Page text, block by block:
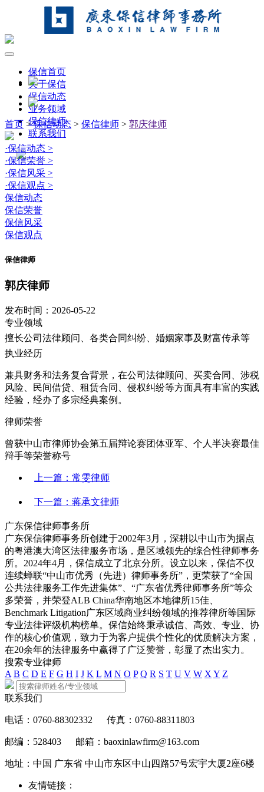
保信首页
关于保信
保信动态
业务领域
保信律师
联系我们
首页 >保信动态 > 保信律师 > 郭庆律师
·保信动态 >
·保信荣誉 >
·保信风采 >
·保信观点 >
保信动态
保信荣誉
保信风采
保信观点
保信律师
郭庆律师
发布时间： 2026-05-22
专业领域
擅长公司法律顾问、各类合同纠纷、婚姻家事及财富传承等
执业经历
兼具财务和法务复合背景，在公司法律顾问、买卖合同、涉税
风险、民间借贷、租赁合同、侵权纠纷等方面具有丰富的实践
经验，经办了多宗经典案例。
律师荣誉
曾获中山市律师协会第五届辩论赛团体亚军、个人半决赛最佳
辩手等荣誉称号
上一篇：常雯律师
下一篇：蒋承文律师
广东保信律师事务所
广东保信律师事务所创建于2002年3月，深耕以中山市为据点
的粤港澳大湾区法律服务市场，是区域领先的综合性律师事务
所。2024年4月，保信成立了北京分所。设立以来，保信不仅
连续蝉联“中山市优秀（先进）律师事务所”，更荣获了“全国
公共法律服务工作先进集体”、“广东省优秀律师事务所”等众
多荣誉，并荣登ALB China华南地区本地律所15佳、
Benchmark Litigation广东区域商业纠纷领域的推荐律所等国际
专业法律评级机构榜单。保信始终秉承诚信、高效、专业、协
作的核心价值观，致力于为客户提供个性化的优质解决方案，
在20余年的法律服务中赢得了广泛赞誉，彰显了杰出实力。
搜索专业律师
A B C D E F G H I J K L M N O P Q R S T U V W X Y Z
联系我们
电话：0760-88302332 传真：0760-88311803
邮编：528403 邮箱：baoxinlawfirm@163.com
地址：中国 广东省 中山市东区中山四路57号宏宇大厦2座6楼
友情链接：